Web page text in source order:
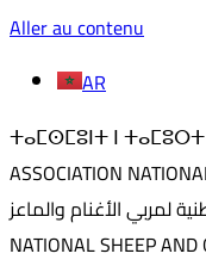
Aller au contenu
AR
ⵜⴰⵎⵙⵎⵓⵏⵜ ⵏ
ASSOCIATION
لمربي الأغنام والماعز
NATIONAL SHEEP AND